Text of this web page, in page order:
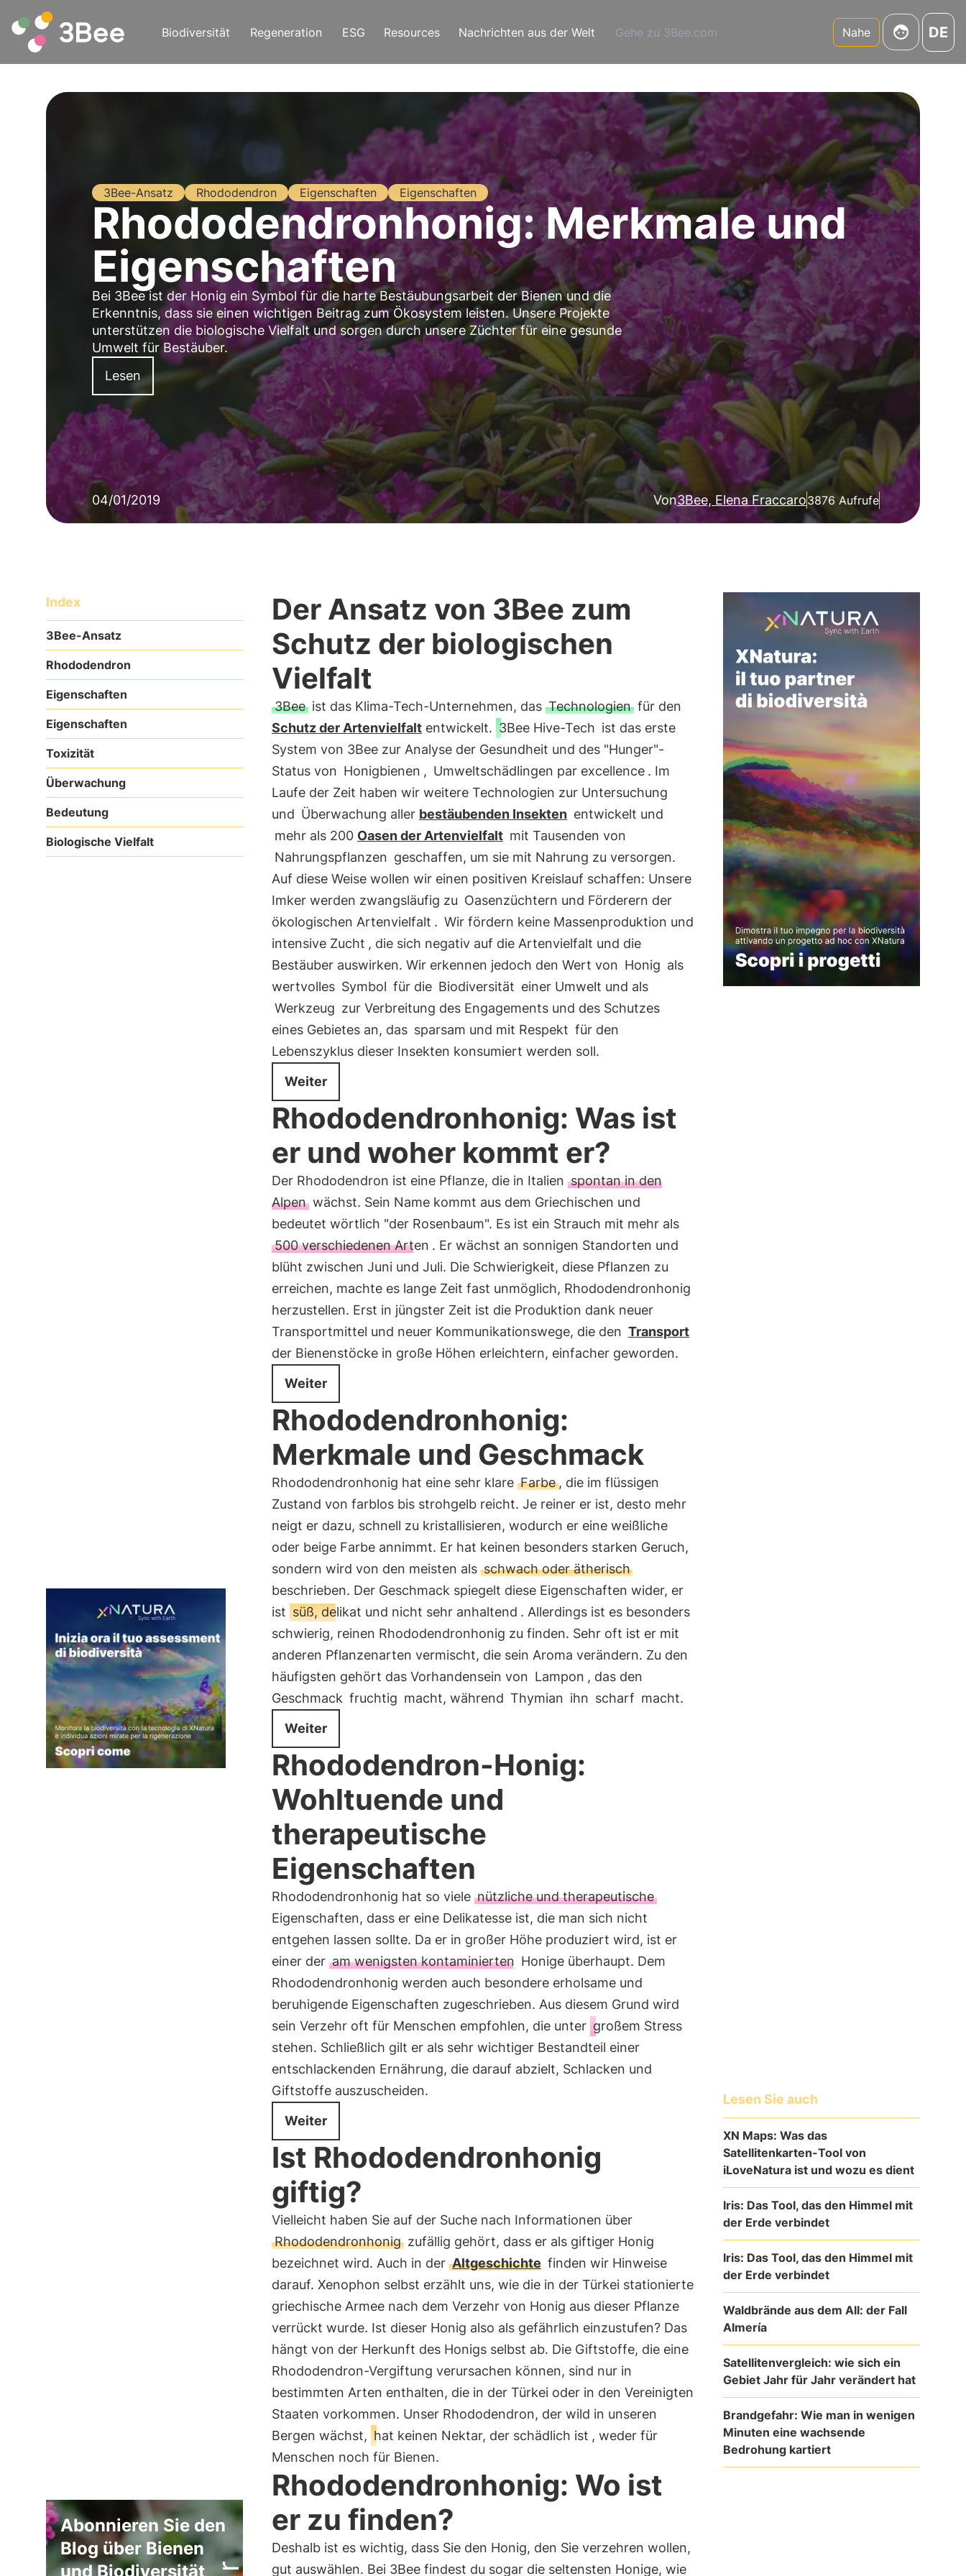
Biodiversität Regeneration ESG Resources Nachrichten aus der Welt Gehe zu 3Bee.com Nahe DE
3Bee-Ansatz Rhododendron Eigenschaften Eigenschaften
Rhododendronhonig: Merkmale und
Eigenschaften
Bei 3Bee ist der Honig ein Symbol für die harte Bestäubungsarbeit der Bienen und die
Erkenntnis, dass sie einen wichtigen Beitrag zum Ökosystem leisten. Unsere Projekte
unterstützen die biologische Vielfalt und sorgen durch unsere Züchter für eine gesunde
Umwelt für Bestäuber.
Lesen
04/01/2019 Von3Bee, Elena Fraccaro3876 Aufrufe
Index
3Bee-Ansatz
Rhododendron
Eigenschaften
Eigenschaften
Toxizität
Überwachung
Bedeutung
Biologische Vielfalt
Abonnieren Sie den
Blog über Bienen
und Biodiversität
Der Ansatz von 3Bee zum
Schutz der biologischen
Vielfalt
3Beeist das Klima-Tech-Unternehmen, das Technologienfür den
Schutz der Artenvielfaltentwickelt. 3Bee Hive-Tech ist das erste
System von 3Bee zur Analyse der Gesundheit und des "Hunger"-
Status von Honigbienen , Umweltschädlingen par excellence . Im
Laufe der Zeit haben wir weitere Technologien zur Untersuchung
und Überwachung aller bestäubenden Insekten entwickelt und
mehr als 200 Oasen der Artenvielfalt mit Tausenden von
Nahrungspflanzen geschaffen, um sie mit Nahrung zu versorgen.
Auf diese Weise wollen wir einen positiven Kreislauf schaffen: Unsere
Imker werden zwangsläufig zu Oasenzüchtern und Förderern der
ökologischen Artenvielfalt . Wir fördern keine Massenproduktion und
intensive Zucht , die sich negativ auf die Artenvielfalt und die
Bestäuber auswirken. Wir erkennen jedoch den Wert von Honig als
wertvolles Symbol für die Biodiversität einer Umwelt und als
Werkzeug zur Verbreitung des Engagements und des Schutzes
eines Gebietes an, das sparsam und mit Respekt für den
Lebenszyklus dieser Insekten konsumiert werden soll.
Weiter
Rhododendronhonig: Was ist
er und woher kommt er?
Der Rhododendron ist eine Pflanze, die in Italien spontan in den
Alpenwächst. Sein Name kommt aus dem Griechischen und
bedeutet wörtlich "der Rosenbaum". Es ist ein Strauch mit mehr als
500 verschiedenen Arten . Er wächst an sonnigen Standorten und
blüht zwischen Juni und Juli. Die Schwierigkeit, diese Pflanzen zu
erreichen, machte es lange Zeit fast unmöglich, Rhododendronhonig
herzustellen. Erst in jüngster Zeit ist die Produktion dank neuer
Transportmittel und neuer Kommunikationswege, die den Transport
der Bienenstöcke in große Höhen erleichtern, einfacher geworden.
Weiter
Rhododendronhonig:
Merkmale und Geschmack
Rhododendronhonig hat eine sehr klare Farbe, die im flüssigen
Zustand von farblos bis strohgelb reicht. Je reiner er ist, desto mehr
neigt er dazu, schnell zu kristallisieren, wodurch er eine weißliche
oder beige Farbe annimmt. Er hat keinen besonders starken Geruch,
sondern wird von den meisten als schwach oder ätherisch
beschrieben. Der Geschmack spiegelt diese Eigenschaften wider, er
ist süß, delikat und nicht sehr anhaltend . Allerdings ist es besonders
schwierig, reinen Rhododendronhonig zu finden. Sehr oft ist er mit
anderen Pflanzenarten vermischt, die sein Aroma verändern. Zu den
häufigsten gehört das Vorhandensein von Lampon , das den
Geschmack fruchtig macht, während Thymian ihn scharf macht.
Weiter
Rhododendron-Honig:
Wohltuende und
therapeutische
Eigenschaften
Rhododendronhonig hat so viele nützliche und therapeutische
Eigenschaften, dass er eine Delikatesse ist, die man sich nicht
entgehen lassen sollte. Da er in großer Höhe produziert wird, ist er
einer der am wenigsten kontaminierten Honige überhaupt. Dem
Rhododendronhonig werden auch besondere erholsame und
beruhigende Eigenschaften zugeschrieben. Aus diesem Grund wird
sein Verzehr oft für Menschen empfohlen, die unter großem Stress
stehen. Schließlich gilt er als sehr wichtiger Bestandteil einer
entschlackenden Ernährung, die darauf abzielt, Schlacken und
Giftstoffe auszuscheiden.
Weiter
Ist Rhododendronhonig
giftig?
Vielleicht haben Sie auf der Suche nach Informationen über
Rhododendronhonigzufällig gehört, dass er als giftiger Honig
bezeichnet wird. Auch in der Altgeschichte finden wir Hinweise
darauf. Xenophon selbst erzählt uns, wie die in der Türkei stationierte
griechische Armee nach dem Verzehr von Honig aus dieser Pflanze
verrückt wurde. Ist dieser Honig also als gefährlich einzustufen? Das
hängt von der Herkunft des Honigs selbst ab. Die Giftstoffe, die eine
Rhododendron-Vergiftung verursachen können, sind nur in
bestimmten Arten enthalten, die in der Türkei oder in den Vereinigten
Staaten vorkommen. Unser Rhododendron, der wild in unseren
Bergen wächst, hat keinen Nektar, der schädlich ist , weder für
Menschen noch für Bienen.
Rhododendronhonig: Wo ist
er zu finden?
Deshalb ist es wichtig, dass Sie den Honig, den Sie verzehren wollen,
gut auswählen. Bei 3Bee findest du sogar die seltensten Honige, wie
Lesen Sie auch
XN Maps: Was das
Satellitenkarten-Tool von
iLoveNatura ist und wozu es dient
Iris: Das Tool, das den Himmel mit
der Erde verbindet
Iris: Das Tool, das den Himmel mit
der Erde verbindet
Waldbrände aus dem All: der Fall
Almería
Satellitenvergleich: wie sich ein
Gebiet Jahr für Jahr verändert hat
Brandgefahr: Wie man in wenigen
Minuten eine wachsende
Bedrohung kartiert